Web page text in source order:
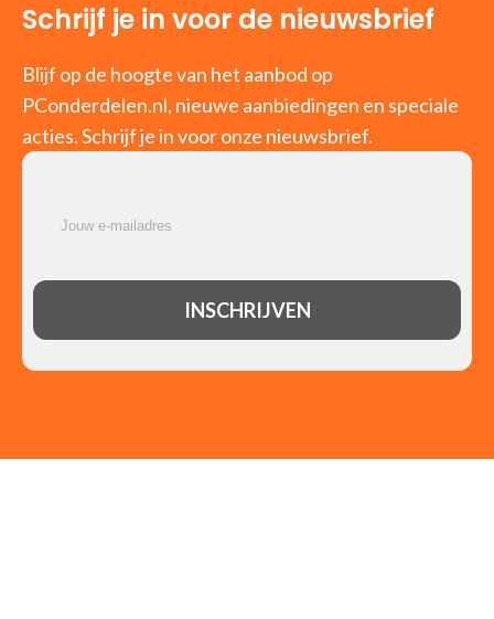
Schrijf je in voor de nieuwsbrief
Blijf op de hoogte van het aanbod op
PConderdelen.nl, nieuwe aanbiedingen en speciale
acties. Schrijf je in voor onze nieuwsbrief.